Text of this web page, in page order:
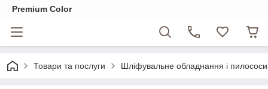
Premium Color
Товари та послуги Шліфувальне обладнання і